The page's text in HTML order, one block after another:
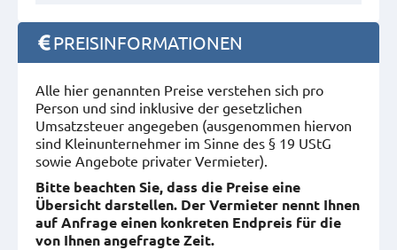
PREISINFORMATIONEN
Alle hier genannten Preise verstehen sich pro
Person und sind inklusive der gesetzlichen
Umsatzsteuer angegeben (ausgenommen hiervon
sind Kleinunternehmer im Sinne des § 19 UStG
sowie Angebote privater Vermieter).
Bitte beachten Sie, dass die Preise eine
Übersicht darstellen. Der Vermieter nennt Ihnen
auf Anfrage einen konkreten Endpreis für die
von Ihnen angefragte Zeit.